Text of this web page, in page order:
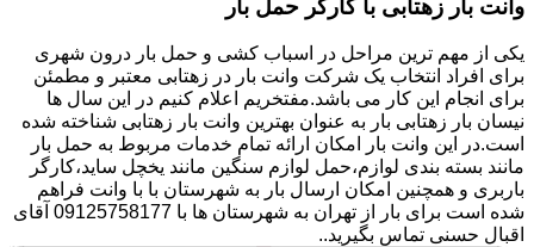
وانت بار زهتابی با کارگر حمل بار
یکی از مهم ترین مراحل در اسباب کشی و حمل بار درون شهری
برای افراد انتخاب یک شرکت وانت بار در زهتابی معتبر و مطمئن
برای انجام این کار می باشد.مفتخریم اعلام کنیم در این سال ها
نیسان بار زهتابی بار به عنوان بهترین وانت بار زهتابی شناخته شده
است.در این وانت بار امکان ارائه تمام خدمات مربوط به حمل بار
مانند بسته بندی لوازم،حمل لوازم سنگین مانند یخچل ساید،کارگر
باربری و همچنین امکان ارسال بار به شهرستان با با وانت فراهم
شده است برای بار از تهران به شهرستان ها با 09125758177 آقای
اقبال حسنی تماس بگیرید..